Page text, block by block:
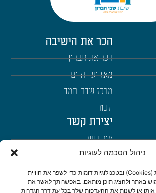
ניהול הסכמה לעוגיות
אתר זה משתמש בעוגיות (Cookies) ובטכנולוגיות דומות כדי לשפר את חוויית
באתר ולהציג תוכן מותאם. באפשרותך לאשר את
אותן או לשנות את ההעדפות שלך בכל עת דרך הגדרות
הכר את הישיבה
הכר את חברון
מאז ועד היום
מרכז שדה חמד
יזכור
יצירת קשר
צור קשר
הרשמה לשבו"ש
היה שותף
דרכי הגעה